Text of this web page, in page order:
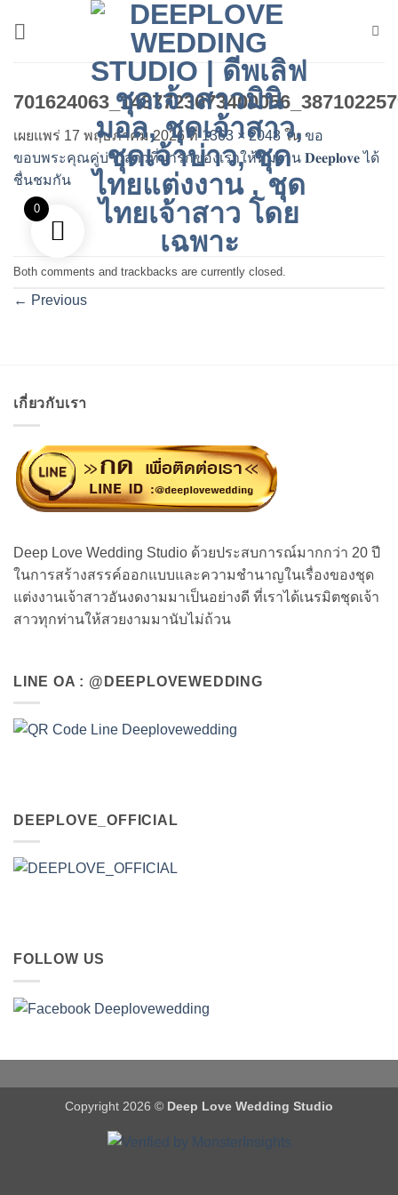
เผยแพร่ 17 พฤษภาคม 2026ที่1363 × 2048 ใน ขอ
ขอบพระคุณคู่บ่าวสาวที่น่ารักของเราให้ทีมงาน 𝐃𝐞𝐞𝐩𝐥𝐨𝐯𝐞 ได้
ชื่นชมกัน
Both comments and trackbacks are currently closed.
← Previous
เกี่ยวกับเรา
Deep Love Wedding Studio ด้วยประสบการณ์มากกว่า 20 ปี
ในการสร้างสรรค์ออกแบบและความชำนาญในเรื่องของชุด
แต่งงานเจ้าสาวอันงดงามมาเป็นอย่างดี ที่เราได้เนรมิตชุดเจ้า
สาวทุกท่านให้สวยงามมานับไม่ถ้วน
LINE OA : @DEEPLOVEWEDDING
DEEPLOVE_OFFICIAL
FOLLOW US
Copyright 2026 © Deep Love Wedding Studio
0